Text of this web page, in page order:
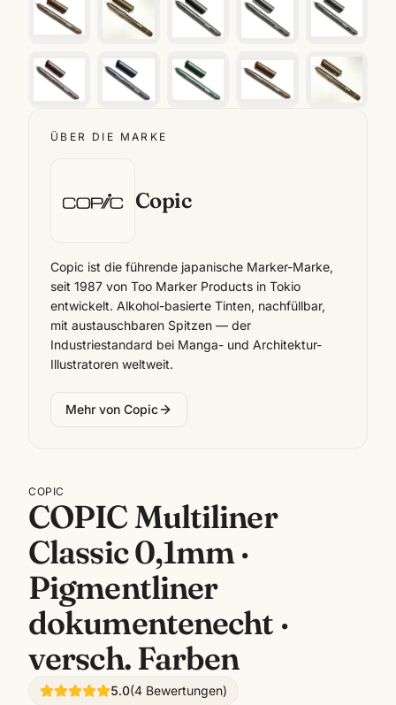
ÜBER DIE MARKE
Copic
Copic ist die führende japanische Marker-Marke,
seit 1987 von Too Marker Products in Tokio
entwickelt. Alkohol-basierte Tinten, nachfüllbar,
mit austauschbaren Spitzen — der
Industriestandard bei Manga- und Architektur-
Illustratoren weltweit.
Mehr von Copic
COPIC
COPIC Multiliner
Classic 0,1mm ·
Pigmentliner
dokumentenecht ·
versch. Farben
5.0(4 Bewertungen)